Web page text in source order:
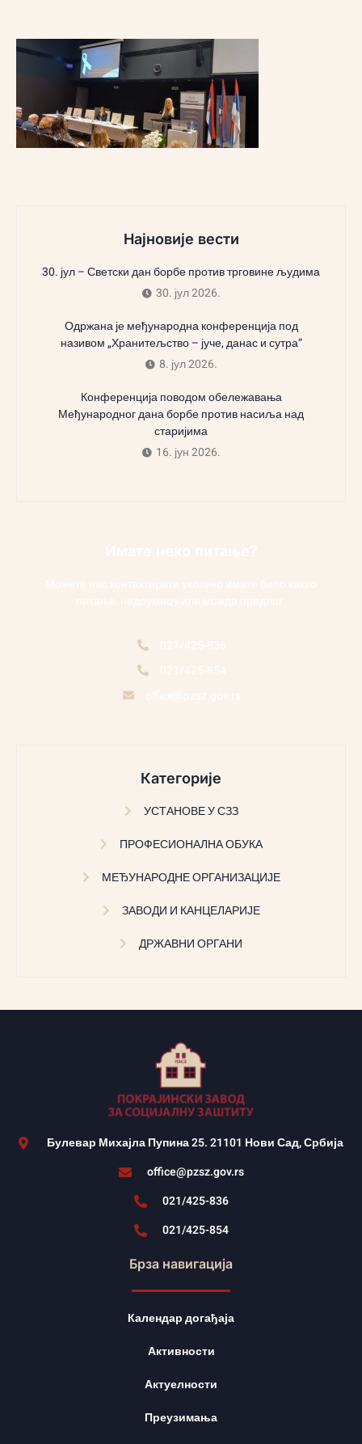
Најновије вести
30. јул – Светски дан борбе против трговине људима
30. јул 2026.
Одржана је међународна конференција под
називом „Хранитељство – јуче, данас и сутра“
8. јул 2026.
Конференција поводом обележавања
Међународног дана борбе против насиља над
старијима
16. јун 2026.
Категорије
УСТАНОВЕ У СЗЗ
ПРОФЕСИОНАЛНА ОБУКА
МЕЂУНАРОДНЕ ОРГАНИЗАЦИЈЕ
ЗАВОДИ И КАНЦЕЛАРИЈЕ
ДРЖАВНИ ОРГАНИ
Булевар Михајла Пупина 25. 21101 Нови Сад, Србија
office@pzsz.gov.rs
021/425-836
021/425-854
Брза навигација
Календар догађаја
Активности
Актуелности
Преузимања